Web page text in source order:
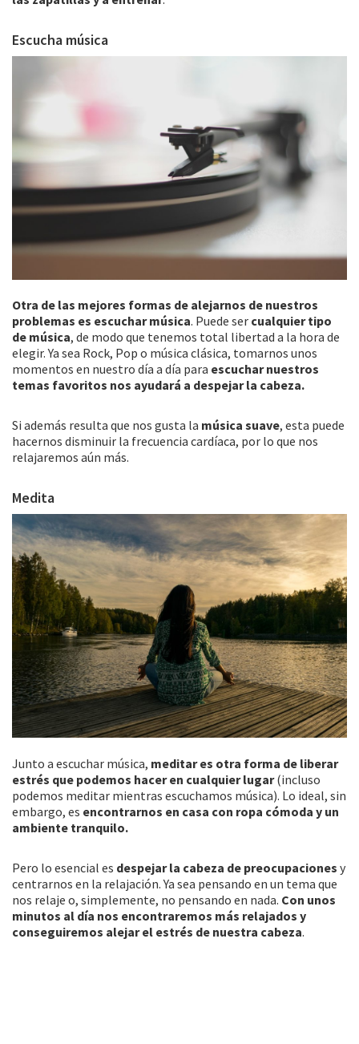
Escucha música
Otra de las mejores formas de alejarnos de nuestros
problemas es escuchar música. Puede ser cualquier tipo
de música, de modo que tenemos total libertad a la hora de
elegir. Ya sea Rock, Pop o música clásica, tomarnos unos
momentos en nuestro día a día para escuchar nuestros
temas favoritos nos ayudará a despejar la cabeza.
Si además resulta que nos gusta la música suave, esta puede
hacernos disminuir la frecuencia cardíaca, por lo que nos
relajaremos aún más.
Medita
Junto a escuchar música, meditar es otra forma de liberar
estrés que podemos hacer en cualquier lugar(incluso
podemos meditar mientras escuchamos música). Lo ideal, sin
embargo, es encontrarnos en casa con ropa cómoda y un
ambiente tranquilo.
Pero lo esencial es despejar la cabeza de preocupaciones y
centrarnos en la relajación. Ya sea pensando en un tema que
nos relaje o, simplemente, no pensando en nada. Con unos
minutos al día nos encontraremos más relajados y
conseguiremos alejar el estrés de nuestra cabeza.